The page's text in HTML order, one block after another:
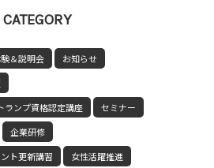
CATEGORY
＆説明会 お知らせ
ンプ資格認定講座 セミナー
企業研修
ト更新講習 女性活躍推進